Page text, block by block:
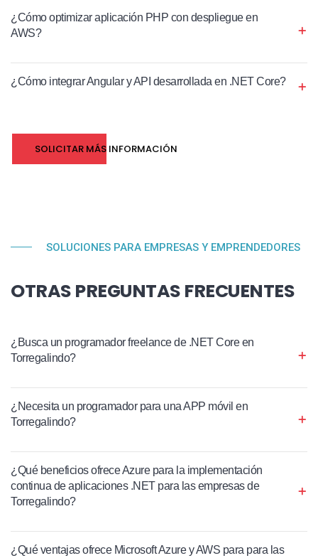
¿Cómo optimizar aplicación PHP con despliegue en
AWS?
¿Cómo integrar Angular y API desarrollada en .NET Core?
SOLICITAR MÁS INFORMACIÓN
SOLUCIONES PARA EMPRESAS Y EMPRENDEDORES
OTRAS PREGUNTAS FRECUENTES
¿Busca un programador freelance de .NET Core en
Torregalindo?
¿Necesita un programador para una APP móvil en
Torregalindo?
¿Qué beneficios ofrece Azure para la implementación
continua de aplicaciones .NET para las empresas de
Torregalindo?
¿Qué ventajas ofrece Microsoft Azure y AWS para para las